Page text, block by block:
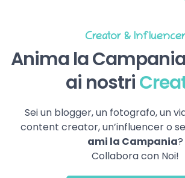
Creator & Influencer
Anima la
ai nostri
Sei un blogger, un fotografo, un
content creator, un’influencer o
ami la Campania?
Collabora con Noi!